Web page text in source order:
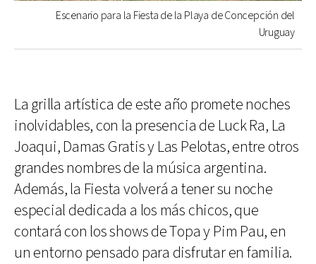
Escenario para la Fiesta de la Playa de Concepción del
Uruguay
La grilla artística de este año promete noches
inolvidables, con la presencia de Luck Ra, La
Joaqui, Damas Gratis y Las Pelotas, entre otros
grandes nombres de la música argentina.
Además, la Fiesta volverá a tener su noche
especial dedicada a los más chicos, que
contará con los shows de Topa y Pim Pau, en
un entorno pensado para disfrutar en familia.